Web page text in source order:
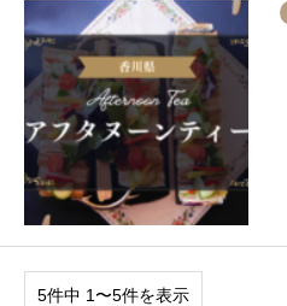
5件中 1〜5件を表示